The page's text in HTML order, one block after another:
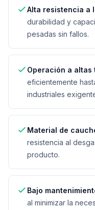
Alta resistencia a
durabilidad y
pesadas sin fallos.
Operación a altas
eficientemente
industriales
Material de
resistencia al
producto.
Bajo
al minimizar la